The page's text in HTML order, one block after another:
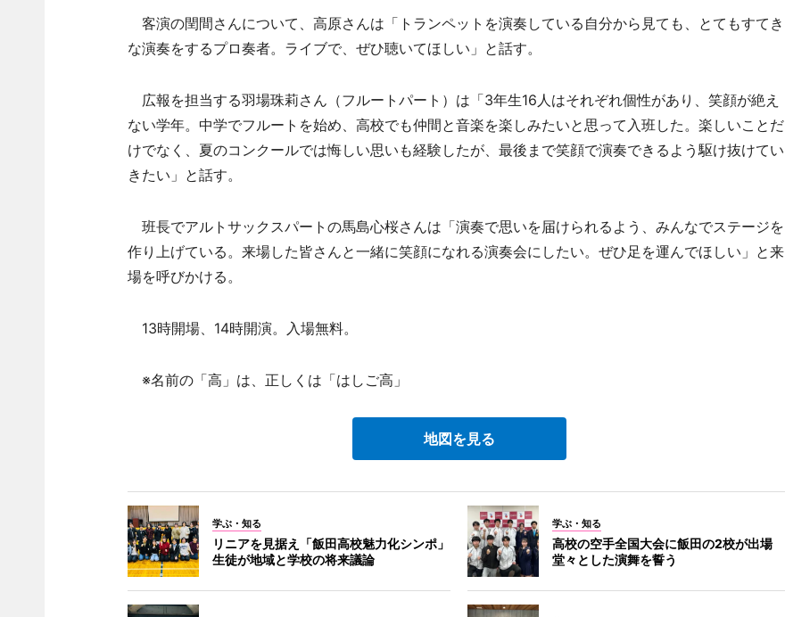
客演の閏間さんについて、高原さんは「トランペットを演奏している自分から見ても、とてもすてき
な演奏をするプロ奏者。ライブで、ぜひ聴いてほしい」と話す。
広報を担当する羽場珠莉さん（フルートパート）は「3年生16人はそれぞれ個性があり、笑顔が絶え
ない学年。中学でフルートを始め、高校でも仲間と音楽を楽しみたいと思って入班した。楽しいことだ
けでなく、夏のコンクールでは悔しい思いも経験したが、最後まで笑顔で演奏できるよう駆け抜けてい
きたい」と話す。
班長でアルトサックスパートの馬島心桜さんは「演奏で思いを届けられるよう、みんなでステージを
作り上げている。来場した皆さんと一緒に笑顔になれる演奏会にしたい。ぜひ足を運んでほしい」と来
場を呼びかける。
13時開場、14時開演。入場無料。
※名前の「高」は、正しくは「はしご高」
地図を見る
学ぶ・知る
リニアを見据え「飯田高校魅力化シンポ」
生徒が地域と学校の将来議論
学ぶ・知る
高校の空手全国大会に飯田の2校が出場
堂々とした演舞を誓う